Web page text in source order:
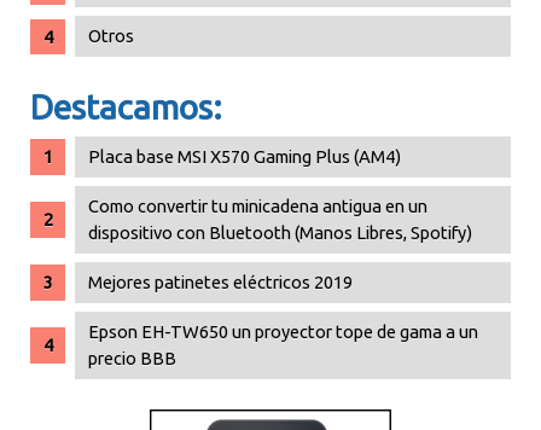
Otros
Destacamos:
Placa base MSI X570 Gaming Plus (AM4)
Como convertir tu minicadena antigua en un
dispositivo con Bluetooth (Manos Libres, Spotify)
Mejores patinetes eléctricos 2019
Epson EH-TW650 un proyector tope de gama a un
precio BBB